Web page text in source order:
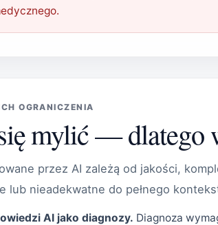
OGRANICZENIA
mylić — dlatego
przez AI zależą od jakości,
lub nieadekwatne do pełnego
AI jako diagnozy. Diagnoza